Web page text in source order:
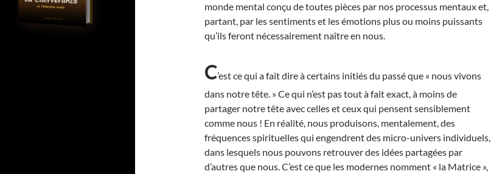
monde mental conçu de toutes pièces par nos processus mentaux et,
partant, par les sentiments et les émotions plus ou moins puissants
qu’ils feront nécessairement naître en nous.
C’est ce qui a fait dire à certains initiés du passé que « nous vivons
dans notre tête. » Ce qui n’est pas tout à fait exact, à moins de
partager notre tête avec celles et ceux qui pensent sensiblement
comme nous ! En réalité, nous produisons, mentalement, des
fréquences spirituelles qui engendrent des micro-univers individuels,
dans lesquels nous pouvons retrouver des idées partagées par
d’autres que nous. C’est ce que les modernes nomment « la Matrice »,